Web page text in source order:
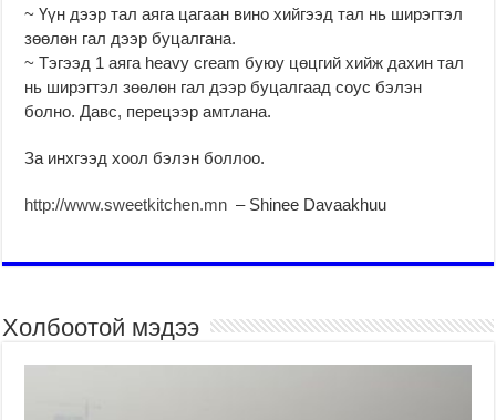
~ Үүн дээр тал аяга цагаан вино хийгээд тал нь ширэгтэл
зөөлөн гал дээр буцалгана.
~ Тэгээд 1 аяга heavy cream буюу цөцгий хийж дахин тал
нь ширэгтэл зөөлөн гал дээр буцалгаад соус бэлэн
болно. Давс, перецээр амтлана.
За инхгээд хоол бэлэн боллоо.
http://www.sweetkitchen.mn – Shinee Davaakhuu
Холбоотой мэдээ